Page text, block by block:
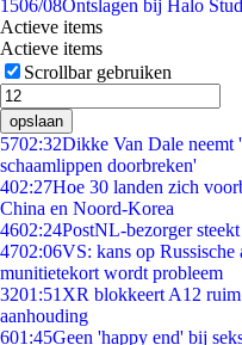
1506/08Ontslagen bij Halo
Actieve items
Actieve items
Scrollbar gebruiken
opslaan
5702:32Dikke Van Dale neemt
schaamlippen doorbreken'
402:27Hoe 30 landen zich
China en Noord-Korea
4602:24PostNL-bezorger
4702:06VS: kans op
munitietekort wordt probleem
3201:51 XR blokkeert A12 ruim
aanhouding
601:45Geen 'happy end' bij